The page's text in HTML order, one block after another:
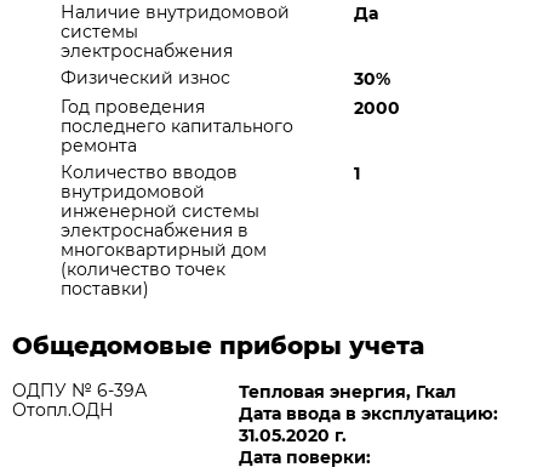
Наличие внутридомовой
системы
электроснабжения
Да
Физический износ
30%
Год проведения
последнего капитального
ремонта
2000
Количество вводов
внутридомовой
инженерной системы
электроснабжения в
многоквартирный дом
(количество точек
поставки)
1
Общедомовые приборы учета
ОДПУ № 6-39А
Отопл.ОДН
Тепловая энергия, Гкал
Дата ввода в эксплуатацию:
31.05.2020 г.
Дата поверки: